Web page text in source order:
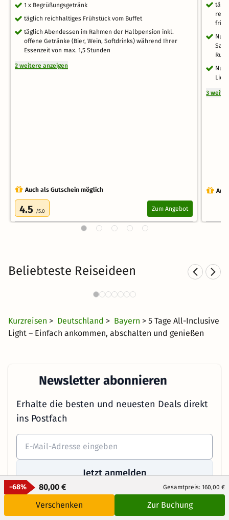
-68% 80,00 € Gesamtpreis: 160,00 €
Verschenken Zur Buchung
1 x Begrüßungsgetränk
täglich reichhaltiges Frühstück vom Buffet
täglich Abendessen im Rahmen der Halbpension inkl.
offene Getränke (Bier, Wein, Softdrinks) während Ihrer
Essenzeit von max. 1,5 Stunden
2 weitere anzeigen
Auch als Gutschein möglich
4.5 /5.0 Zum Angebot
3
Beliebteste Reiseideen
Kurzurlaub in den Bergen
5377 Angebote
Kurzreisen > Deutschland > Bayern > 5 Tage All-Inclusive
Light – Einfach ankommen, abschalten und genießen
Newsletter abonnieren
Erhalte die besten und neuesten Deals direkt
ins Postfach
Jetzt anmelden
anmelden" willige ich ein, regelmäßig E-Mails von KMW mit
Angeboten zu erhalten. Ich kann diese Einwilligung jederzeit